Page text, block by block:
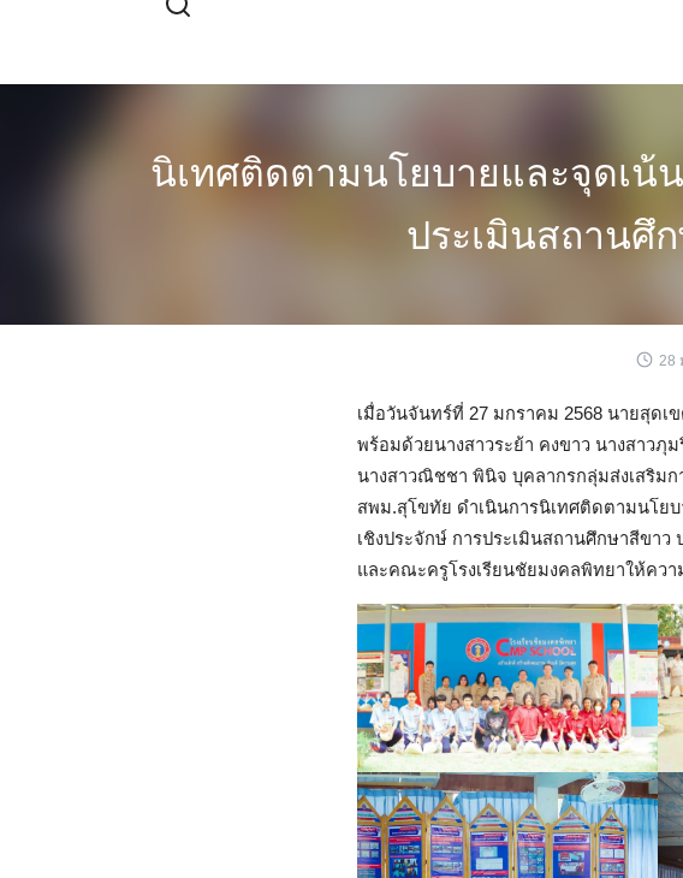
นิเทศติดตามนโยบายและจุดเน้
ประเมินสถานศึ
28
เมื่อวันจันทร์ที่ 27 มกราคม 2568 นายสุด
พร้อมด้วยนางสาวระย้า คงขาว นางสาวภุ
นางสาวณิชชา พินิจ บุคลากรกลุ่มส่งเสริม
สพม.สุโขทัย ดำเนินการนิเทศติดตามนโยบ
เชิงประจักษ์ การประเมินสถานศึกษาสีขา
และคณะครูโรงเรียนชัยมงคลพิทยาให้คว